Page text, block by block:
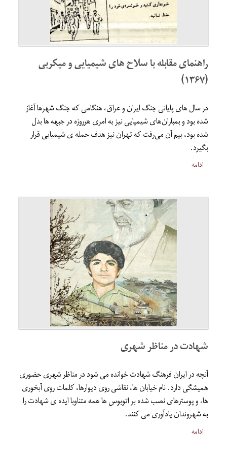
راهنمای مقابله با سلاح های شیمیایی و میکربی
(۱۳۶۷)
در سال های پایانی جنگ ایران و عراق، هنگامی که جنگ شهرها آغاز
شده بود و بمباران‌های شیمیایی نیز به امری هرروزه در جبهه ها بدل
شده بود، بیم آن می‌رفت که تهران نیز هدف حمله ی شیمیایی قرار
بگیرد.
ادامه
شهادت در مناظر شهری
آنچه در ایران فرهنگ شهادت خوانده می شود در مناظر شهری حضوری
همیشگی دارد. نام خیابان ها، نقاشی روی دیوارها، کلمات روی آبخوری
ها، و پوسترهای نصب شده بر اتوبوس ها همه متناوبا ایده ی شهادت را
به شهروندان یادآوری می کنند.
ادامه